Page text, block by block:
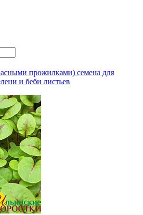
прожилками) семена для
и беби листьев